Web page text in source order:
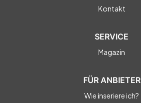
Kontakt
SERVICE
Magazin
FÜR ANBIETER
Wie inseriere ich?